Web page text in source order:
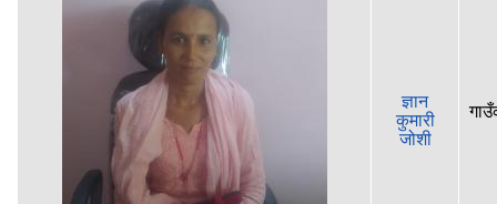
ज्ञान
कुमारी
जोशी